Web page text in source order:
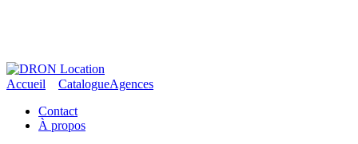
Accueil CatalogueAgences
Contact
À propos